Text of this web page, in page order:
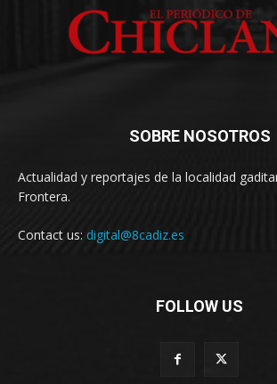
SOBRE NOSOTROS
Actualidad y reportajes de la localidad
Frontera.
Contact us: digital@8cadiz.es
FOLLOW US